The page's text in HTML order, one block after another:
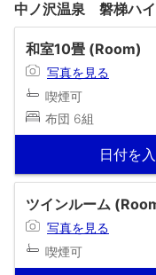
中ノ沢温泉 磐梯ハ
和室10畳 (Room)
写真を見る
喫煙可
布団 6組
日付を
ツインルーム
写真を見る
喫煙可